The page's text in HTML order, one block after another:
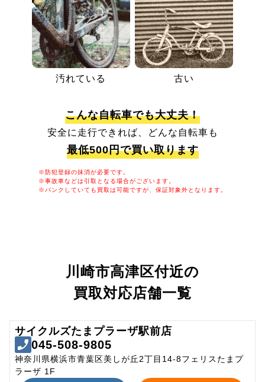
汚れている 古い
こんな自転車でも大丈夫！
安全に走行できれば、どんな自転車も
最低500円で買い取ります
※防犯登録の抹消が必要です。
※事故車などは引取となる場合がございます。
※パンクしていても買取は可能ですが、保証対象外となります。
川崎市高津区付近の
買取対応店舗一覧
サイクルズたまプラーザ駅前店
045-508-9805
神奈川県横浜市青葉区美しが丘2丁目14-8フェリスたまプ
ラーザ 1F